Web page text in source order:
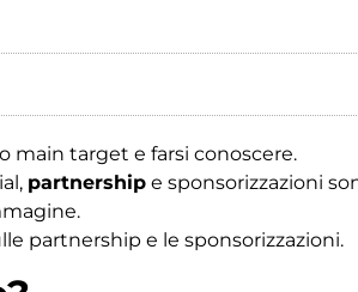
main target e farsi conoscere.
partnership e sponsorizzazioni
partnership e le sponsorizzazioni.